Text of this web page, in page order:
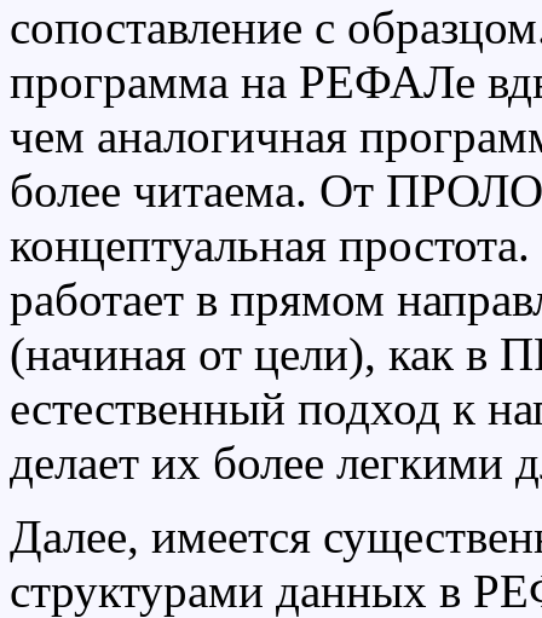
сопоставление с
программа на РЕФАЛе
чем аналогичная
более читаема. От
концептуальная
работает в прямом
(начиная от цели), как в
естественный подход к
делает их более
Далее, имеется
структурами данных в